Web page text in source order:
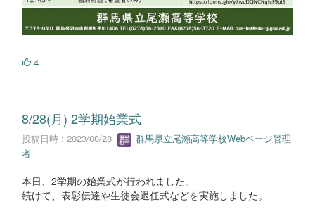
4
8/28(月) 2学期始業式
投稿日時 : 2023/08/28
群馬県立尾瀬高等学校Webページ管理
者
本日、2学期の始業式が行われました。
続けて、表彰伝達や生徒会退任式などを実施しました。